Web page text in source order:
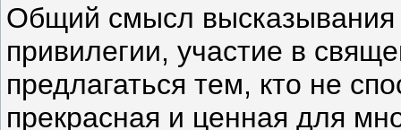
Общий смысл высказывания
привилегии, участие в
предлагаться тем, кто не
прекрасная и ценная для